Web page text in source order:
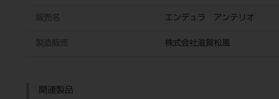
販売名 エンデュラ アンテリオ
製造販売 株式会社滋賀松風
関連製品